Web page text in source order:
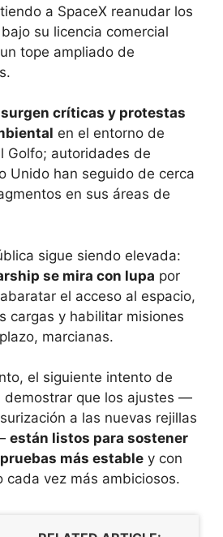
a SpaceX reanudar los
su licencia comercial
tope ampliado de
surgen críticas y protestas
en el entorno de
Golfo; autoridades de
Unido han seguido de cerca
en sus áreas de
sigue siendo elevada:
se mira con lupa por
el acceso al espacio,
cargas y habilitar misiones
marcianas.
el siguiente intento de
demostrar que los ajustes —
a las nuevas rejillas
están listos para sostener
más estable y con
cada vez más ambiciosos.